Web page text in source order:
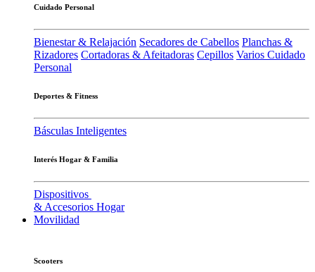
Cuidado Personal
Bienestar & Relajación Secadores de Cabellos Planchas &
Rizadores Cortadoras & Afeitadoras Cepillos Varios Cuidado
Personal
Deportes & Fitness
Básculas Inteligentes
Interés Hogar & Familia
Dispositivos
& Accesorios Hogar
Movilidad
Scooters